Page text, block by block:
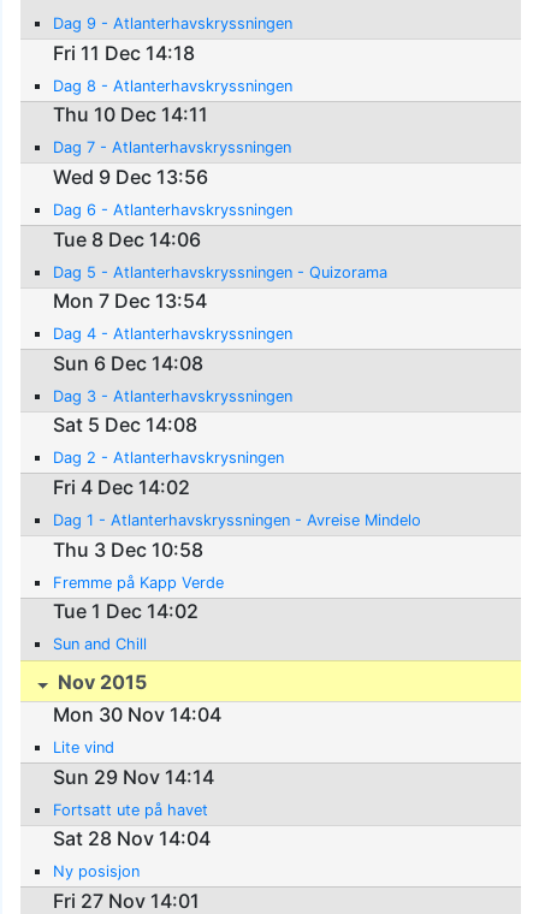
Dag 9 - Atlanterhavskryssningen
Fri 11 Dec 14:18
Dag 8 - Atlanterhavskryssningen
Thu 10 Dec 14:11
Dag 7 - Atlanterhavskryssningen
Wed 9 Dec 13:56
Dag 6 - Atlanterhavskryssningen
Tue 8 Dec 14:06
Dag 5 - Atlanterhavskryssningen - Quizorama
Mon 7 Dec 13:54
Dag 4 - Atlanterhavskryssningen
Sun 6 Dec 14:08
Dag 3 - Atlanterhavskryssningen
Sat 5 Dec 14:08
Dag 2 - Atlanterhavskrysningen
Fri 4 Dec 14:02
Dag 1 - Atlanterhavskryssningen - Avreise Mindelo
Thu 3 Dec 10:58
Fremme på Kapp Verde
Tue 1 Dec 14:02
Sun and Chill
Nov 2015
Mon 30 Nov 14:04
Lite vind
Sun 29 Nov 14:14
Fortsatt ute på havet
Sat 28 Nov 14:04
Ny posisjon
Fri 27 Nov 14:01